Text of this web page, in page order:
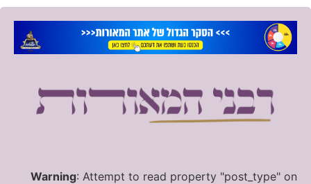
Warning: Attempt to read property "post_type" on